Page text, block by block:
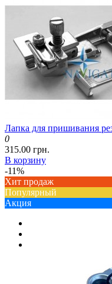
Лапка для пришивания
0
315.00 грн.
В корзину
-11%
Хит продаж
Популярный
Акция